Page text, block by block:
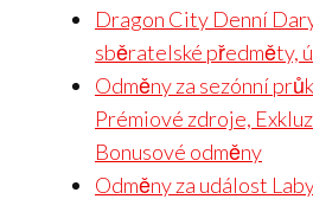
Dragon City Denní
sběratelské předměty,
Odměny za sezónní
Prémiové zdroje,
Bonusové odměny
Odměny za událost